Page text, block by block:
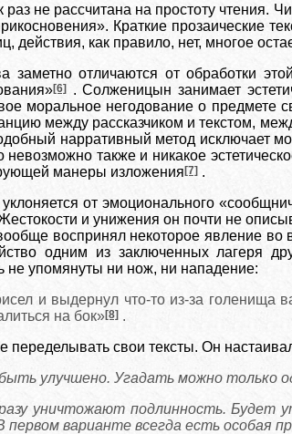
не рассчитана на простоту чтения.
Краткие прозаические
действия, как правило, нет, многое
заметно отличаются от обработки
[6] . Солженицын занимает
моральное негодование о
между рассказчиком и текстом,
нарративный метод исключает
невозможно также и никакое
манеры изложения[7] .
от эмоционального
и унижения он почти не
воспринял некоторое явление
одним из заключенных лагеря
упомянуты ни нож, ни нападение:
и выдернул что-то из-за голенища
на бок»[8] .
свои тексты. Он
улучшено. Угадать можно только
уничтожают подлинность.
первом варианте всегда есть особая